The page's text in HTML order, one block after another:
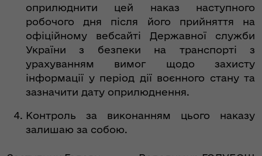
оприлюднити цей наказ наступного
робочого дня після його прийняття на
офіційному вебсайті Державної служби
України з безпеки на транспорті з
урахуванням вимог щодо захисту
інформації у період дії воєнного стану та
зазначити дату оприлюднення.
Контроль за виконанням цього наказу
залишаю за собою.